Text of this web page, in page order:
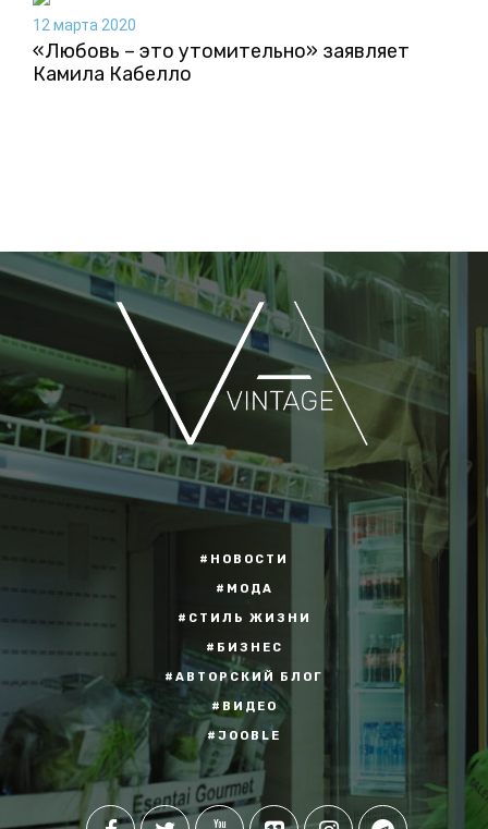
12 марта 2020
«Любовь – это утомительно» заявляет
Камила Кабелло
#НОВОСТИ
#МОДА
#СТИЛЬ ЖИЗНИ
#БИЗНЕС
#АВТОРСКИЙ БЛОГ
#ВИДЕО
#JOOBLE